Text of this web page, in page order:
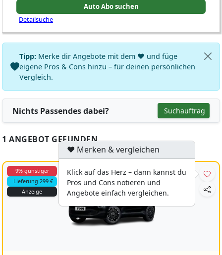
Detailsuche
Tipp: Merke dir Angebote mit dem ♥ und füge
eigene Pros & Cons hinzu – für deinen persönlichen
Vergleich.
Nichts Passendes dabei? Suchauftrag
1 ANGEBOT GEFUNDEN
9% günstiger
Lieferung 299 €
Anzeige
♥ Merken & vergleichen
Klick auf das Herz – dann kannst du
Pros und Cons notieren und
Angebote einfach vergleichen.